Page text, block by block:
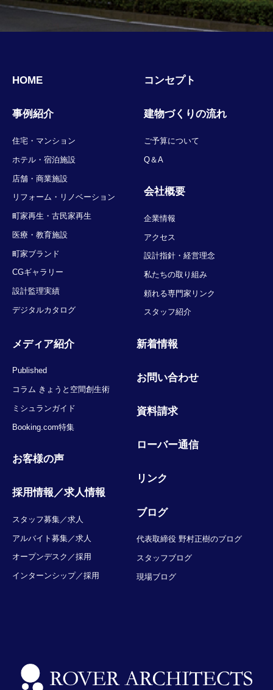
HOME
事例紹介
住宅・マンション
ホテル・宿泊施設
店舗・商業施設
リフォーム・リノベーション
町家再生・古民家再生
医療・教育施設
町家ブランド
CGギャラリー
設計監理実績
デジタルカタログ
コンセプト
建物づくりの流れ
ご予算について
Q＆A
会社概要
企業情報
アクセス
設計指針・経営理念
私たちの取り組み
頼れる専門家リンク
スタッフ紹介
メディア紹介
Published
コラム きょうと空間創生術
ミシュランガイド
Booking.com特集
お客様の声
採用情報／求人情報
スタッフ募集／求人
アルバイト募集／求人
オープンデスク／採用
インターンシップ／採用
新着情報
お問い合わせ
資料請求
ローバー通信
リンク
ブログ
代表取締役 野村正樹のブログ
スタッフブログ
現場ブログ